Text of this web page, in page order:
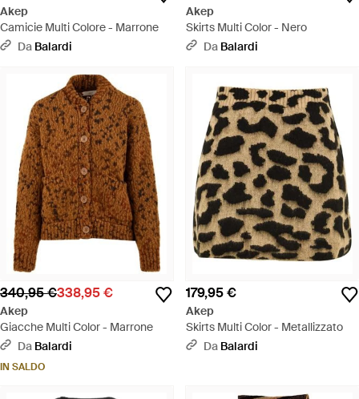
Akep
Camicie Multi Colore - Marrone
Da Balardi
Akep
Skirts Multi Color - Nero
Da Balardi
340,95 €338,95 €
Akep
Giacche Multi Color - Marrone
Da Balardi
IN SALDO
179,95 €
Akep
Skirts Multi Color - Metallizzato
Da Balardi